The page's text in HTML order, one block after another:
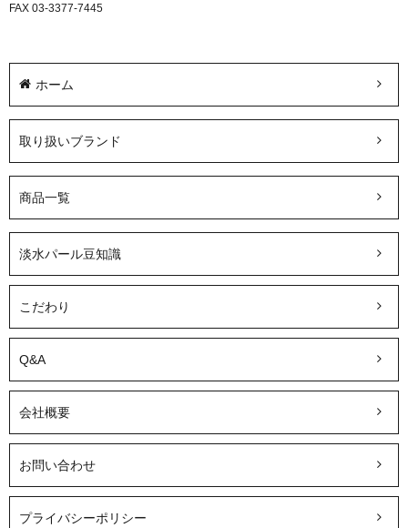
FAX 03-3377-7445
ホーム
取り扱いブランド
商品一覧
淡水パール豆知識
こだわり
Q&A
会社概要
お問い合わせ
プライバシーポリシー